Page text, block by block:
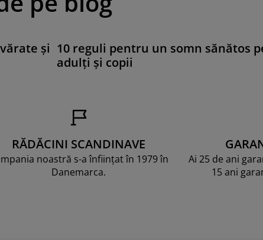
și 10 reguli pentru un somn sănătos
adulți și copii
RĂDĂCINI SCANDINAVE
noastră s-a înființat în 1979 în
Danemarca.
Ai 25 de ani
15 ani